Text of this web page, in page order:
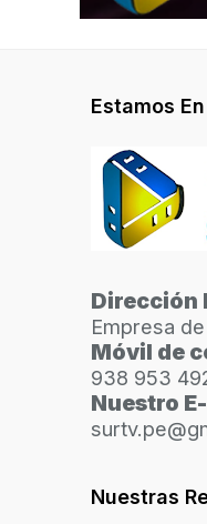
Estamos
Dirección
Empresa
Móvil de
938 953
Nuestro
Nuestras